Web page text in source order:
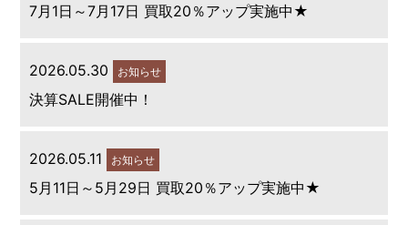
7月1日～7月17日 買取20％アップ実施中★
2026.05.30 お知らせ
決算SALE開催中！
2026.05.11 お知らせ
5月11日～5月29日 買取20％アップ実施中★